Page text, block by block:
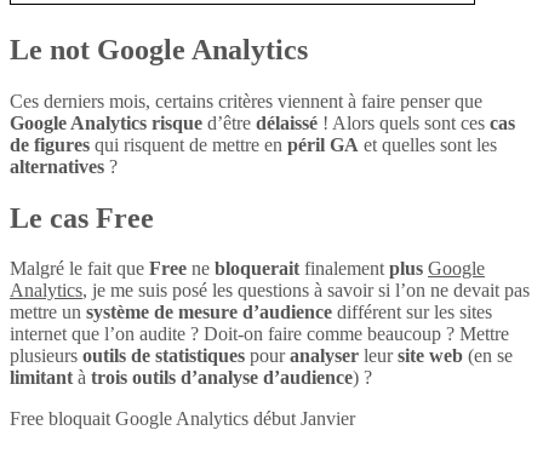
Le not Google Analytics
Ces derniers mois, certains critères viennent à faire penser que
Google Analytics risque d’être délaissé ! Alors quels sont ces cas
de figures qui risquent de mettre en péril GA et quelles sont les
alternatives ?
Le cas Free
Malgré le fait que Free ne bloqueraitfinalementplus Google
Analytics, je me suis posé les questions à savoir si l’on ne devait pas
mettre un système de mesure d’audience différent sur les sites
internet que l’on audite ? Doit-on faire comme beaucoup ? Mettre
plusieurs outils de statistiques pouranalyser leursite web (en se
limitantà trois outils d’analyse d’audience) ?
Free bloquait Google Analytics début Janvier